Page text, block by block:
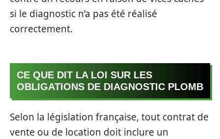
si le diagnostic n’a pas été réalisé
correctement.
CE QUE DIT LA LOI SUR LES
OBLIGATIONS DE DIAGNOSTIC PLOMB
Selon la législation française, tout contrat de
vente ou de location doit inclure un